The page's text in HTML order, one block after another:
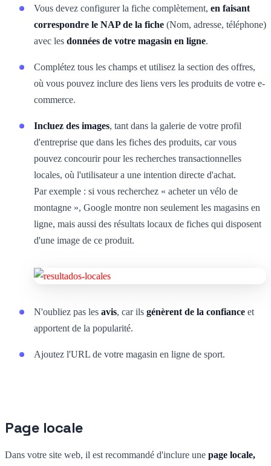
Vous devez configurer la fiche complètement, en faisant
correspondre le NAP de la fiche (Nom, adresse, téléphone)
avec les données de votre magasin en ligne.
Complétez tous les champs et utilisez la section des offres,
où vous pouvez inclure des liens vers les produits de votre e-
commerce.
Incluez des images, tant dans la galerie de votre profil
d'entreprise que dans les fiches des produits, car vous
pouvez concourir pour les recherches transactionnelles
locales, où l'utilisateur a une intention directe d'achat.
Par exemple : si vous recherchez « acheter un vélo de
montagne », Google montre non seulement les magasins en
ligne, mais aussi des résultats locaux de fiches qui disposent
d'une image de ce produit.
N'oubliez pas les avis, car ils génèrent de la confiance et
apportent de la popularité.
Ajoutez l'URL de votre magasin en ligne de sport.
Page locale
Dans votre site web, il est recommandé d'inclure une page locale,